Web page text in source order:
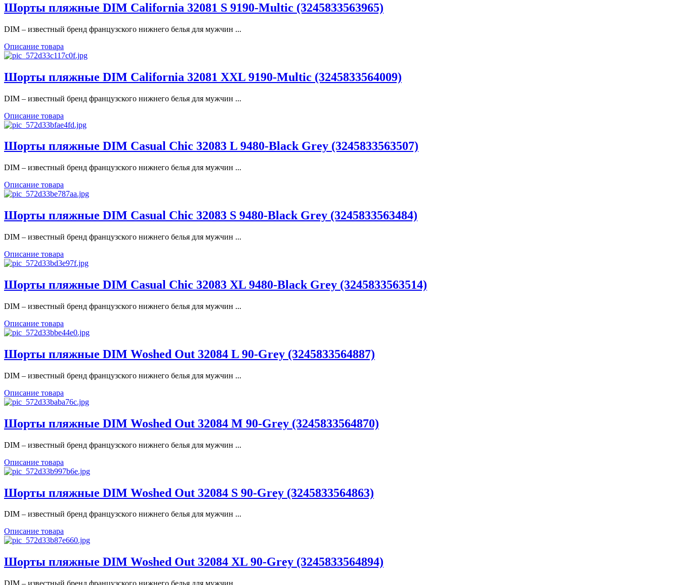
Шорты пляжные DIM California 32081 S 9190-Multic (3245833563965)
DIM – известный бренд французского нижнего белья для мужчин ...
Описание товара
Шорты пляжные DIM California 32081 XXL 9190-Multic (3245833564009)
DIM – известный бренд французского нижнего белья для мужчин ...
Описание товара
Шорты пляжные DIM Casual Chic 32083 L 9480-Black Grey (3245833563507)
DIM – известный бренд французского нижнего белья для мужчин ...
Описание товара
Шорты пляжные DIM Casual Chic 32083 S 9480-Black Grey (3245833563484)
DIM – известный бренд французского нижнего белья для мужчин ...
Описание товара
Шорты пляжные DIM Casual Chic 32083 XL 9480-Black Grey (3245833563514)
DIM – известный бренд французского нижнего белья для мужчин ...
Описание товара
Шорты пляжные DIM Woshed Out 32084 L 90-Grey (3245833564887)
DIM – известный бренд французского нижнего белья для мужчин ...
Описание товара
Шорты пляжные DIM Woshed Out 32084 M 90-Grey (3245833564870)
DIM – известный бренд французского нижнего белья для мужчин ...
Описание товара
Шорты пляжные DIM Woshed Out 32084 S 90-Grey (3245833564863)
DIM – известный бренд французского нижнего белья для мужчин ...
Описание товара
Шорты пляжные DIM Woshed Out 32084 XL 90-Grey (3245833564894)